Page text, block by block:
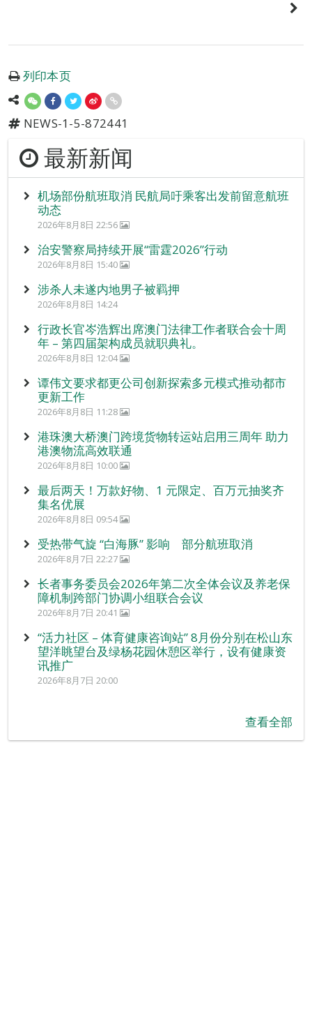
列印本页
NEWS-1-5-872441
最新新闻
机场部份航班取消 民航局吁乘客出发前留意航班
动态
2026年8月8日 22:56
治安警察局持续开展“雷霆2026”行动
2026年8月8日 15:40
涉杀人未遂内地男子被羁押
2026年8月8日 14:24
行政长官岑浩辉出席澳门法律工作者联合会十周
年 – 第四届架构成员就职典礼。
2026年8月8日 12:04
谭伟文要求都更公司创新探索多元模式推动都市
更新工作
2026年8月8日 11:28
港珠澳大桥澳门跨境货物转运站启用三周年 助力
港澳物流高效联通
2026年8月8日 10:00
最后两天！万款好物、1 元限定、百万元抽奖齐
集名优展
2026年8月8日 09:54
受热带气旋 “白海豚” 影响 部分航班取消
2026年8月7日 22:27
长者事务委员会2026年第二次全体会议及养老保
障机制跨部门协调小组联合会议
2026年8月7日 20:41
“活力社区 – 体育健康咨询站” 8月份分别在松山东
望洋眺望台及绿杨花园休憩区举行，设有健康资
讯推广
2026年8月7日 20:00
查看全部